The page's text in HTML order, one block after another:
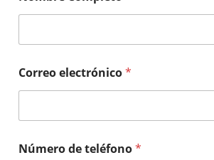
Correo electrónico*
Número de teléfono*